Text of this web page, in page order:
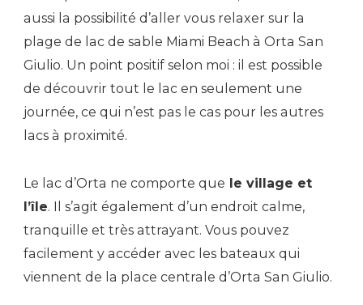
aussi la possibilité d’aller vous relaxer sur la
plage de lac de sable Miami Beach à Orta San
Giulio. Un point positif selon moi : il est possible
de découvrir tout le lac en seulement une
journée, ce qui n’est pas le cas pour les autres
lacs à proximité.
Le lac d’Orta ne comporte que le village et
l’île. Il s’agit également d’un endroit calme,
tranquille et très attrayant. Vous pouvez
facilement y accéder avec les bateaux qui
viennent de la place centrale d’Orta San Giulio.